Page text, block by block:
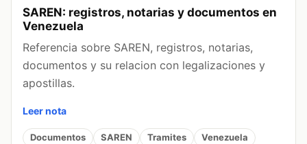
SAREN: registros, notarias y documentos en
Venezuela
Referencia sobre SAREN, registros, notarias,
documentos y su relacion con legalizaciones y
apostillas.
Leer nota
Documentos SAREN Tramites Venezuela